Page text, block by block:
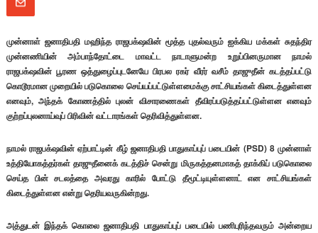
முன்னாள் ஜனாதிபதி மஹிந்த ராஜபக்‌ஷவின் மூத்த புதல்வரும் ஐக்கிய மக்கள் சுதந்திர
முன்னணியின் அம்பாந்தோட்டை மாவட்ட நாடாளுமன்ற உறுப்பினருமான நாமல்
ராஜபக்‌ஷவின் பூரண ஒத்துழைப்புடனேயே பிரபல ரகர் வீரர் வசீம் தாஜுதீன் கடத்தப்பட்டு
கொடூரமான முறையில் படுகொலை செய்யப்பட்டுள்ளமைக்கு சாட்சியங்கள் கிடைத்துள்ளன
எனவும், அந்தக் கோணத்தில் புலன் விசாரணைகள் தீவிரப்படுத்தப்பட்டுள்ளன எனவும்
குற்றப்புலனாய்வுப் பிரிவின் வட்டாரங்கள் தெரிவித்துள்ளன.
நாமல் ராஜபக்‌ஷவின் ஏற்பாட்டின் கீழ் ஜனாதிபதி பாதுகாப்புப் படையின் (PSD) 8 முன்னாள்
உத்தியோகத்தர்கள் தாஜுதீனைக் கடத்திச் சென்று மிருகத்தனமாகத் தாக்கிப் படுகொலை
செய்த பின் சடலத்தை அவரது காரில் போட்டு தீமூட்டியுள்ளனாட் என சாட்சியங்கள்
கிடைத்துள்ளன என்று தெரியவருகின்றது.
அத்துடன் இந்தக் கொலை ஜனாதிபதி பாதுகாப்புப் படையில் பணிபுரிந்தவரும் அன்றைய